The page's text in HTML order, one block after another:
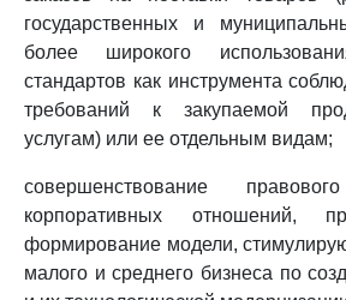
государственных и
более широкого
стандартов как инструмента
требований к закупаемой
услугам) или ее отдельным видам;
совершенствование
корпоративных отношений,
формирование модели,
малого и среднего бизнеса по